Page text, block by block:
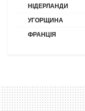
НІДЕРЛАНДИ
УГОРЩИНА
ФРАНЦІЯ